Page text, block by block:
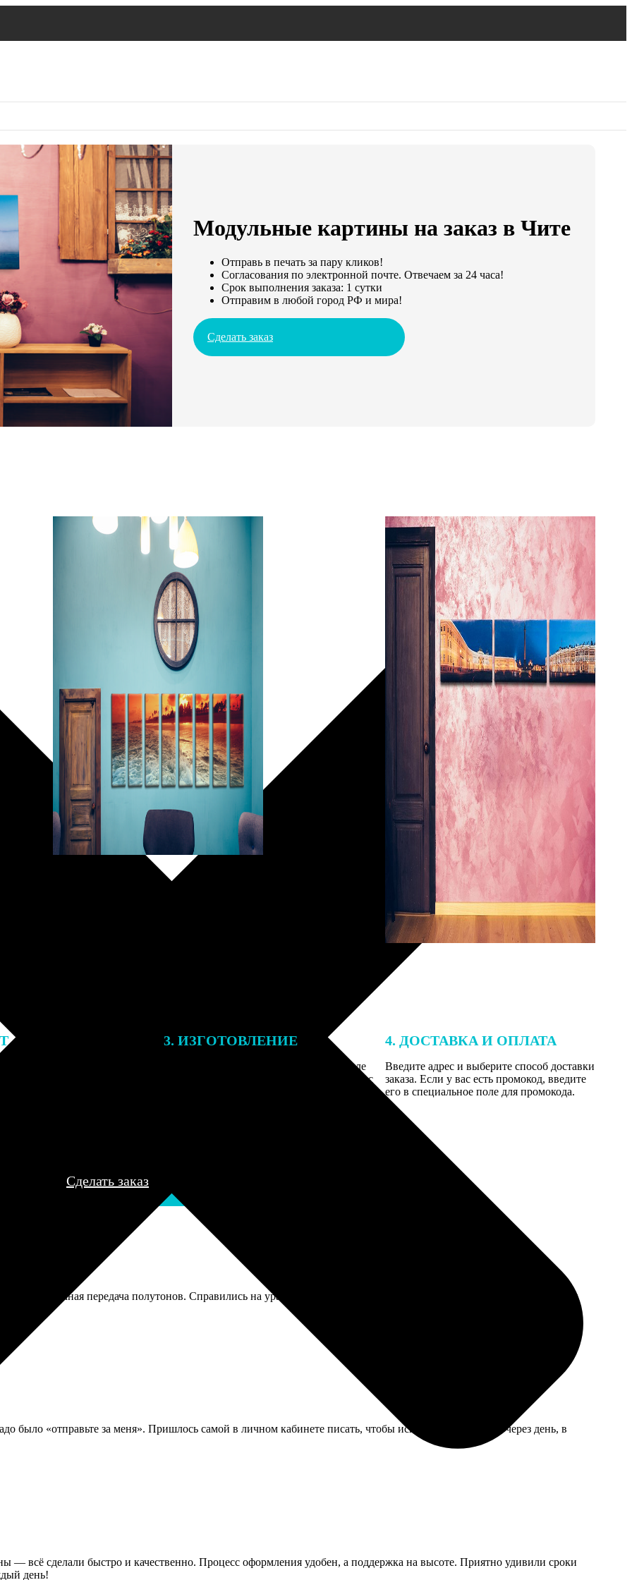
Модульные картины на заказ в Чите
Отправь в печать за пару кликов!
Согласования по электронной почте. Отвечаем за 24 часа!
Срок выполнения заказа: 1 сутки
Отправим в любой город РФ и мира!
Сделать заказ
заказа к печати
могут связаться с Вами
телефону или email для
деталей.
3. ИЗГОТОВЛЕНИЕ
Оплатите заказ банковской картой. После
оплаты получите подтверждение на email с
4. ДОСТАВКА И ОПЛАТА
Введите адрес и выберите способ доставки
заказа. Если у вас есть промокод, введите
его в специальное поле для промокода.
Сделать заказ
была точная передача полутонов. Справились на ура, градации серого проработаны отлично. Коллеги-фотографы
было «отправьте за меня». Пришлось самой в личном кабинете писать, чтобы исправили. Ответили через день, в
— всё сделали быстро и качественно. Процесс оформления удобен, а поддержка на высоте. Приятно удивили сроки
день!